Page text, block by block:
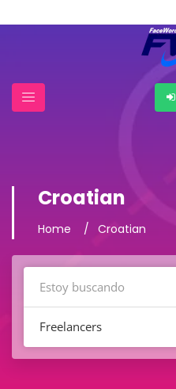
Croatian
Home Croatian
Freelancers